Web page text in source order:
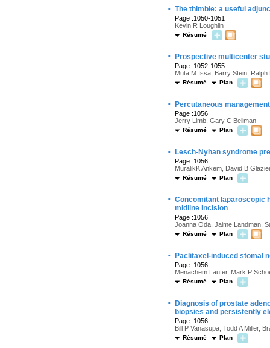
· The thimble: a useful
Page :1050-1051
Kevin R Loughlin
Résumé
· Prospective multicenter
Page :1052-1055
Muta M Issa, Barry Stein,
Résumé Plan
· Percutaneous
Page :1056
Jerry Limb, Gary C Bellman
Résumé Plan
· Lesch-Nyhan syndrome
Page :1056
MuralikK Ankem, David B
Résumé Plan
· Concomitant laparoscopic
midline incision
Page :1056
Joanna Oda, Jaime Landman,
Résumé Plan
· Paclitaxel-induced stomal
Page :1056
Menachem Laufer, Mark P
Résumé Plan
·
Diagnosis of prostate
biopsies and persistently
Page :1056
Bill P Vanasupa, Todd A Miller,
Résumé Plan